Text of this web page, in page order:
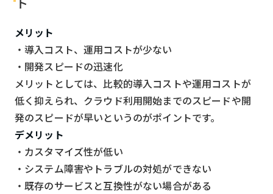
メリット
・導入コスト、運用コストが少ない
・開発スピードの迅速化
メリットとしては、比較的導入コストや運用コストが
低く抑えられ、クラウド利用開始までのスピードや開
発のスピードが早いというのがポイントです。
デメリット
・カスタマイズ性が低い
・システム障害やトラブルの対処ができない
・既存のサービスと互換性がない場合がある